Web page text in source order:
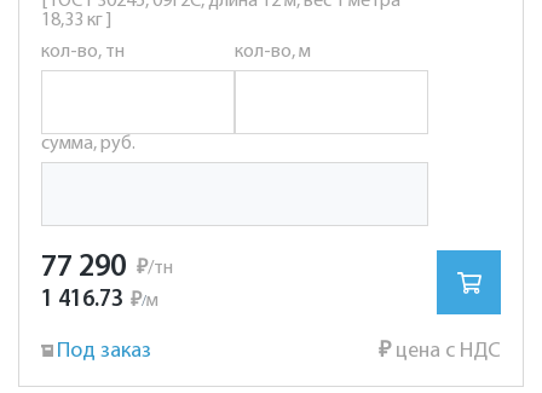
18,33 кг ]
кол-во, тн
кол-во, м
сумма, руб.
77 290 ₽/тн
1 416.73 ₽/м
Под заказ ₽цена с НДС